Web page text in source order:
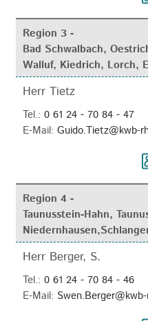
Region 3 -
Bad Schwalbach,
Walluf, Kiedrich, Lorch,
Herr Tietz
Tel.: 0 61 24 - 70 84 - 47
E-Mail: Guido.Tietz@kwb-
Region 4 -
Taunusstein-Hahn,
Herr Berger, S.
Tel.: 0 61 24 - 70 84 - 46
E-Mail: